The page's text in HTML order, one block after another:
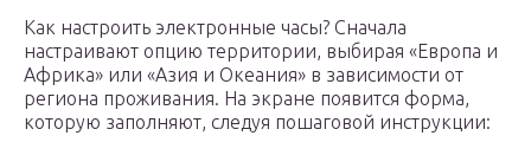
Как настроить электронные часы? Сначала
настраивают опцию территории, выбирая «Европа и
Африка» или «Азия и Океания» в зависимости от
региона проживания. На экране появится форма,
которую заполняют, следуя пошаговой инструкции: